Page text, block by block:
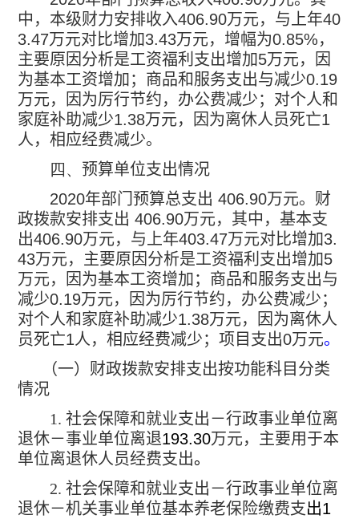
中，本级财力安排收入406.90万元，与上年40
3.47万元对比增加3.43万元，增幅为0.85%，
主要原因分析是工资福利支出增加5万元，因
为基本工资增加；商品和服务支出与减少0.19
万元，因为厉行节约，办公费减少；对个人和
家庭补助减少1.38万元，因为离休人员死亡1
人，相应经费减少。
四、预算单位支出情况
2020年部门预算总支出 406.90万元。财
政拨款安排支出 406.90万元，其中，基本支
出406.90万元，与上年403.47万元对比增加3.
43万元，主要原因分析是工资福利支出增加5
万元，因为基本工资增加；商品和服务支出与
减少0.19万元，因为厉行节约，办公费减少；
对个人和家庭补助减少1.38万元，因为离休人
员死亡1人，相应经费减少；项目支出0万元。
（一）财政拨款安排支出按功能科目分类
情况
1.社会保障和就业支出－行政事业单位离
退休－事业单位离退193.30万元，主要用于本
单位离退休人员经费支出。
2.社会保障和就业支出－行政事业单位离
退休－机关事业单位基本养老保险缴费支出1